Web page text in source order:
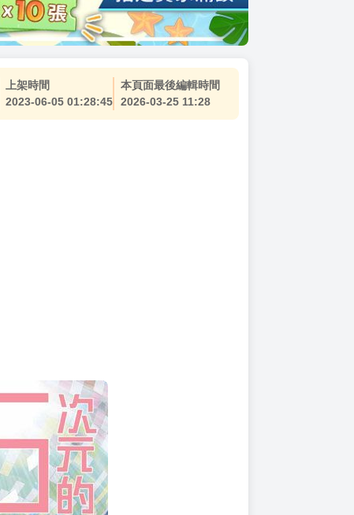
上架時間
2023-06-05 01:28:45
本頁面最後編輯時間
2026-03-25 11:28